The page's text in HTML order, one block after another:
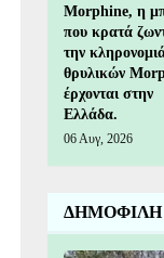
Morphine, η
που κρατά
την
θρυλικών
έρχονται στην
Ελλάδα.
06 Αυγ, 2026
ΔΗΜΟΦΙΛΗ